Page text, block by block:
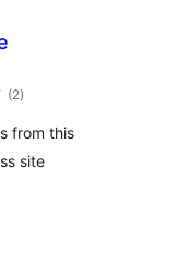
(2གདེང་
འཇོག་
ཚང་།
)
from this
site